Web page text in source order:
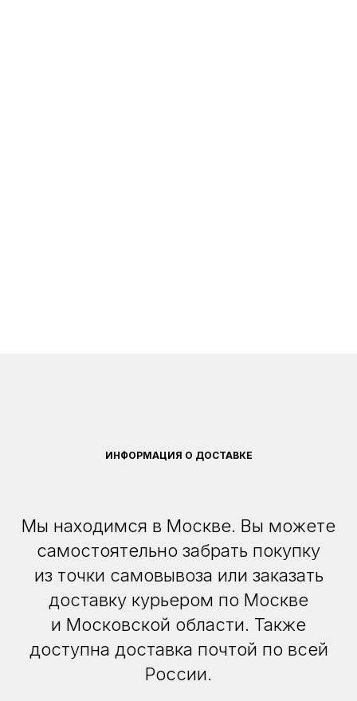
ИНФОРМАЦИЯ О ДОСТАВКЕ
Мы находимся в Москве. Вы можете
самостоятельно забрать покупку
из точки самовывоза или заказать
доставку курьером по Москве
и Московской области. Также
доступна доставка почтой по всей
России.